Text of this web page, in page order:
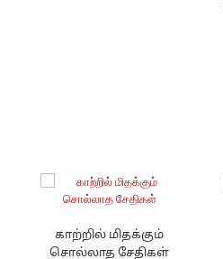
காற்றில் மிதக்கும்
சொல்லாத சேதிகள்